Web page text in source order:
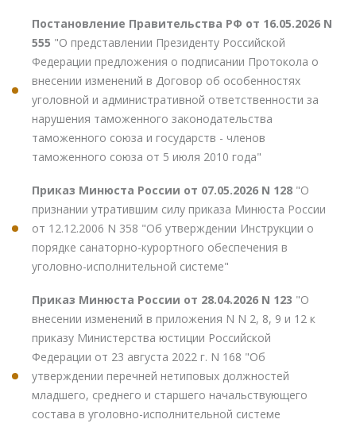
Постановление Правительства РФ от 16.05.2026 N
555 "О представлении Президенту Российской
Федерации предложения о подписании Протокола о
внесении изменений в Договор об особенностях
уголовной и административной ответственности за
нарушения таможенного законодательства
таможенного союза и государств - членов
таможенного союза от 5 июля 2010 года"
Приказ Минюста России от 07.05.2026 N 128 "О
признании утратившим силу приказа Минюста России
от 12.12.2006 N 358 "Об утверждении Инструкции о
порядке санаторно-курортного обеспечения в
уголовно-исполнительной системе"
Приказ Минюста России от 28.04.2026 N 123 "О
внесении изменений в приложения N N 2, 8, 9 и 12 к
приказу Министерства юстиции Российской
Федерации от 23 августа 2022 г. N 168 "Об
утверждении перечней нетиповых должностей
младшего, среднего и старшего начальствующего
состава в уголовно-исполнительной системе